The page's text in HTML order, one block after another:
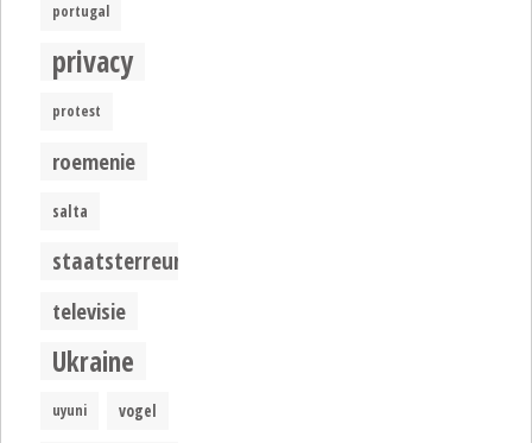
portugal
privacy
protest
roemenie
salta
staatsterreur
televisie
Ukraine
uyuni vogel